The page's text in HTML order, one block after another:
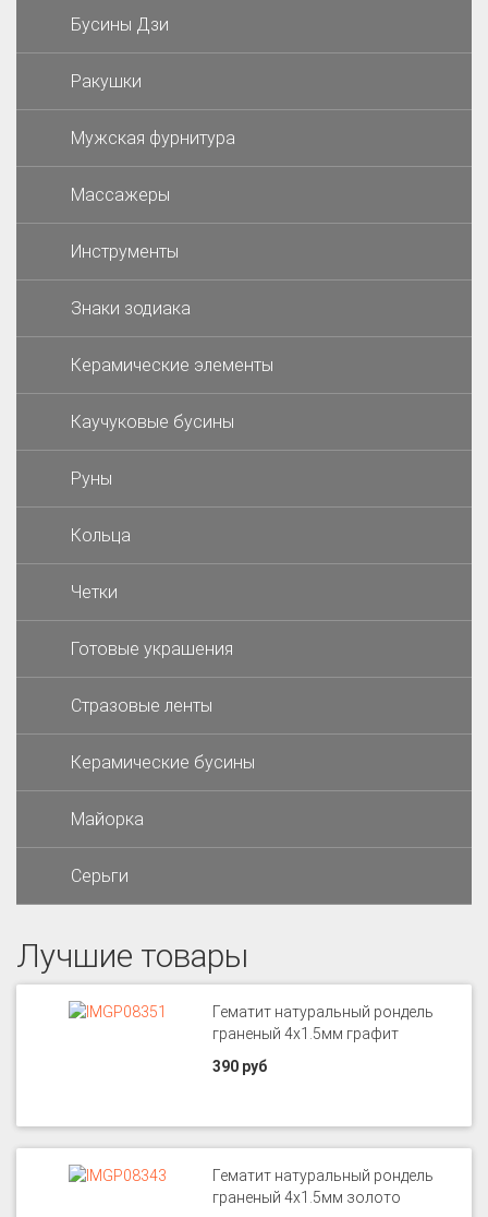
Бусины Дзи
Ракушки
Мужская фурнитура
Массажеры
Инструменты
Знаки зодиака
Керамические элементы
Каучуковые бусины
Руны
Кольца
Четки
Готовые украшения
Стразовые ленты
Керамические бусины
Майорка
Серьги
Лучшие товары
Гематит натуральный рондель
граненый 4х1.5мм графит
390 руб
Гематит натуральный рондель
граненый 4х1.5мм золото